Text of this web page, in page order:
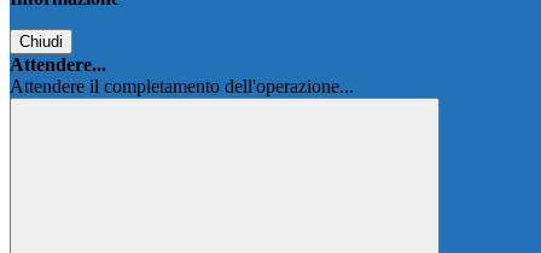
Chiudi
Attendere...
Attendere il completamento dell'operazione...